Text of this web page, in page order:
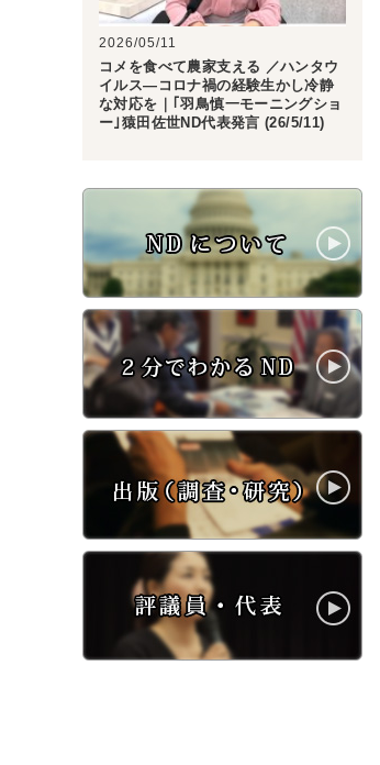
2026/05/11
コメを食べて農家支える ／ハンタウ
イルス―コロナ禍の経験生かし冷静
な対応を｜｢羽鳥慎一モーニングショ
ー｣猿田佐世ND代表発言 (26/5/11)